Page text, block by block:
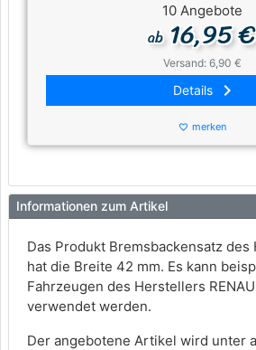
10 Angebote
ab16,95 €
Versand: 6,90 €
Details keyboard_arrow_right
favorite_border merken
Informationen zum Artikel
Das Produkt Bremsbackensatz des
hat die Breite 42 mm. Es kann
Fahrzeugen des Herstellers
verwendet werden.
Der angebotene Artikel wird unter